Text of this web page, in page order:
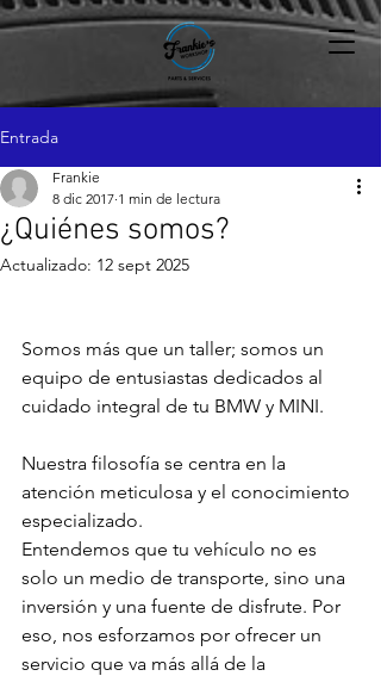
Entrada
¿Quiénes somos?
Frankie
8 dic 2017 1 min de lectura
Actualizado: 12 sept 2025
Somos más que un taller; somos un
equipo de entusiastas dedicados al
cuidado integral de tu BMW y MINI.
Nuestra filosofía se centra en la
atención meticulosa y el conocimiento
especializado.
Entendemos que tu vehículo no es
solo un medio de transporte, sino una
inversión y una fuente de disfrute. Por
eso, nos esforzamos por ofrecer un
servicio que va más allá de la